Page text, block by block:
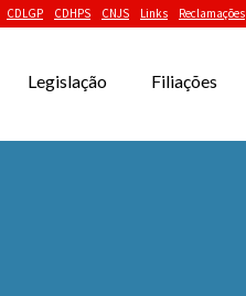
CDLGP CDHPS CNJS Links Reclamações
Legislação Filiações